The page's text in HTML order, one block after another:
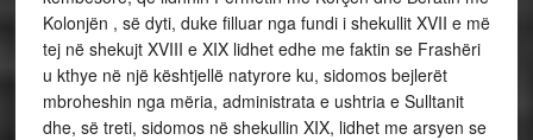
Kolonjën , së dyti, duke filluar nga fundi i shekullit XVII e më
tej në shekujt XVIII e XIX lidhet edhe me faktin se Frashëri
u kthye në një kështjellë natyrore ku, sidomos bejlerët
mbroheshin nga mëria, administrata e ushtria e Sulltanit
dhe, së treti, sidomos në shekullin XIX, lidhet me arsyen se